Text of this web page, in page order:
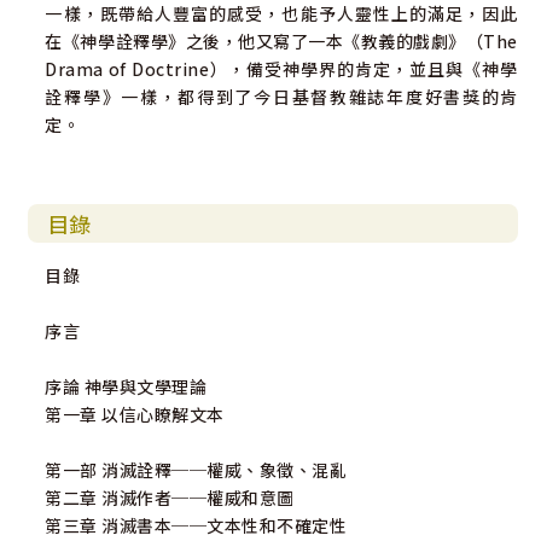
一樣，既帶給人豐富的感受，也能予人靈性上的滿足，因此
在《神學詮釋學》之後，他又寫了一本《教義的戲劇》（The
Drama of Doctrine），備受神學界的肯定，並且與《神學
詮釋學》一樣，都得到了今日基督教雜誌年度好書獎的肯
定。
目錄
目錄
序言
序論 神學與文學理論
第一章 以信心瞭解文本
第一部 消滅詮釋──權威、象徵、混亂
第二章 消滅作者──權威和意圖
第三章 消滅書本──文本性和不確定性